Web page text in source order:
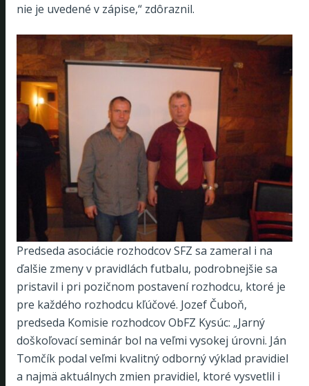
nie je uvedené v zápise,“ zdôraznil.
Predseda asociácie rozhodcov SFZ sa zameral i na
ďalšie zmeny v pravidlách futbalu, podrobnejšie sa
pristavil i pri pozičnom postavení rozhodcu, ktoré je
pre každého rozhodcu kľúčové. Jozef Čuboň,
predseda Komisie rozhodcov ObFZ Kysúc: „Jarný
doškoľovací seminár bol na veľmi vysokej úrovni. Ján
Tomčík podal veľmi kvalitný odborný výklad pravidiel
a najmä aktuálnych zmien pravidiel, ktoré vysvetlil i